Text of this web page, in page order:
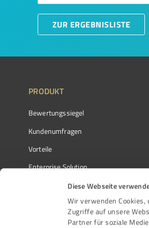
Diese Webseite
Wir verwenden
Zugriffe auf unsere
Partner für soziale
ZUR ERGEBNISLISTE
PRODUKT
Bewertungssiegel
Kundenumfragen
Vorteile
Enterprise Solution
Partnerprogramm
Auszeichnungen